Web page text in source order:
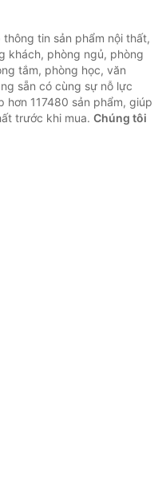
tin sản phẩm nội thất,
khách, phòng ngủ, phòng
tắm, phòng học, văn
sẵn có cùng sự nỗ lực
117480 sản phẩm, giúp
trước khi mua. Chúng tôi